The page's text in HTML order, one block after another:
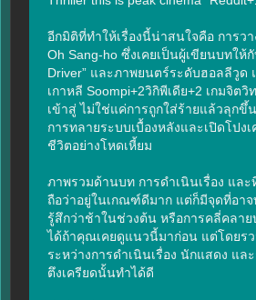
อีกมิติที่ทำให้เรื่องนี้น่าสนใจคือ การว
Oh Sang‑ho ซึ่งเคยเป็นผู้เขียนบทให้
Driver” และภาพยนตร์ระดับฮอลลีวูด
เกาหลี Soompi+2วิกิพีเดีย+2 เกมจิต
เข้าสู่ ไม่ใช่แค่การถูกใส่ร้ายแล้วลุก
การทลายระบบเบื้องหลังและเปิดโปง
ชีวิตอย่างโหดเหี้ยม
ภาพรวมด้านบท การดำเนินเรื่อง แล
ถือว่าอยู่ในเกณฑ์ดีมาก แต่ก็มีจุดที่อา
รู้สึกว่าช้าในช่วงต้น หรือการคลี่คลาย
ได้ถ้าคุณเคยดูแนวนี้มาก่อน แต่โดยร
ระหว่างการดำเนินเรื่อง นักแสดง แล
ตึงเครียดนั้นทำได้ดี